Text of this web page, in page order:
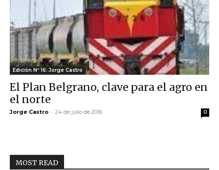
Edición Nº 16: Jorge Castro
El Plan Belgrano, clave para el agro en
el norte
Jorge Castro - 24 de julio de 2016 0
MOST READ